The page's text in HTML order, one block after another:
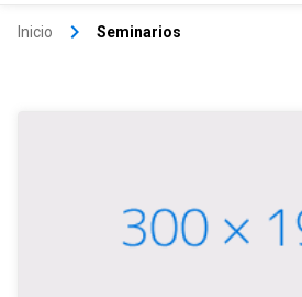
Inicio keyboard_arrow_right Seminarios